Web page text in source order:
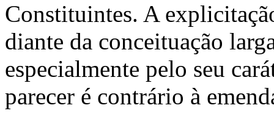
Constituintes. A
diante da conceituação
especialmente pelo seu
parecer é contrário à